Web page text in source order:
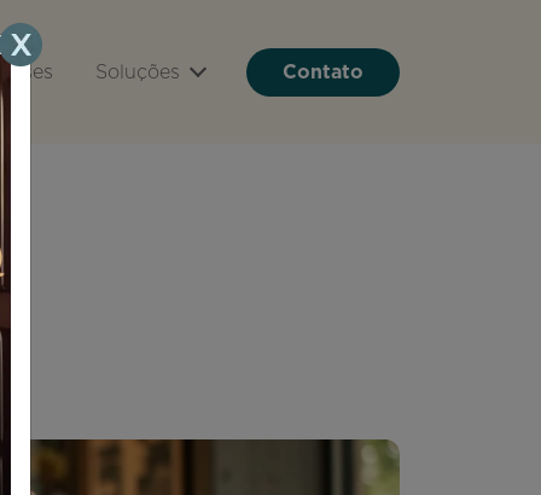
Soluções Contato